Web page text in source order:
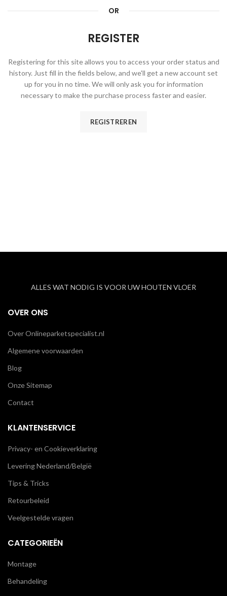
OR
REGISTER
Registering for this site allows you to access your order status and
history. Just fill in the fields below, and we'll get a new account set
up for you in no time. We will only ask you for information
necessary to make the purchase process faster and easier.
REGISTREREN
ALLES WAT NODIG IS VOOR UW HOUTEN VLOER
OVER ONS
Over Onlineparketspecialist.nl
Algemene voorwaarden
Blog
Onze Sitemap
Contact
KLANTENSERVICE
Privacy- en Cookieverklaring
Levering Nederland/België
Tips & Tricks
Retourbeleid
Veelgestelde vragen
CATEGORIEËN
Montage
Behandeling